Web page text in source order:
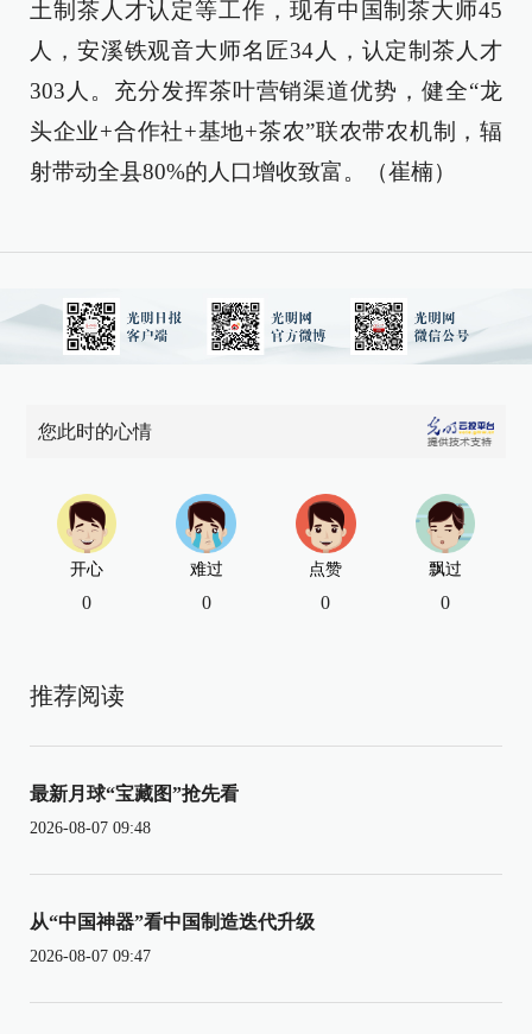
土制茶人才认定等工作，现有中国制茶大师45
人，安溪铁观音大师名匠34人，认定制茶人才
303人。充分发挥茶叶营销渠道优势，健全“龙
头企业+合作社+基地+茶农”联农带农机制，辐
射带动全县80%的人口增收致富。（崔楠）
您此时的心情
开心
0
难过
0
点赞
0
飘过
0
推荐阅读
最新月球“宝藏图”抢先看
2026-08-07 09:48
从“中国神器”看中国制造迭代升级
2026-08-07 09:47